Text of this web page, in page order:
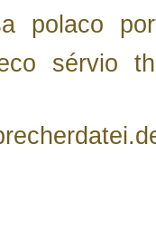
polaco
sérvio th